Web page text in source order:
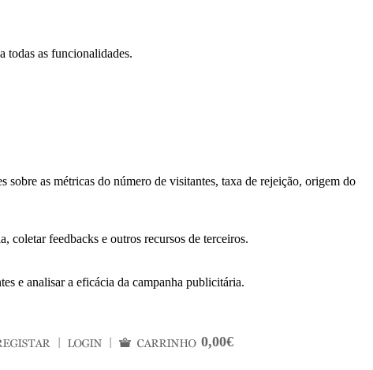
todas as funcionalidades.
sobre as métricas do número de visitantes, taxa de rejeição, origem do
coletar feedbacks e outros recursos de terceiros.
e analisar a eficácia da campanha publicitária.
0,00€